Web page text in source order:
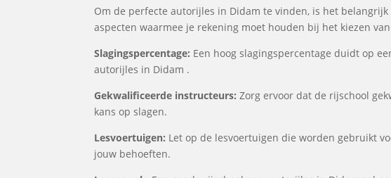
Om de perfecte autorijles in Didam te vinden, is het
aspecten waarmee je rekening moet houden bij het kiezen
Slagingspercentage: Een hoog slagingspercentage duidt op
autorijles in Didam .
Gekwalificeerde instructeurs: Zorg ervoor dat de rijschool
kans op slagen.
Lesvoertuigen: Let op de lesvoertuigen die worden gebruikt
jouw behoeften.